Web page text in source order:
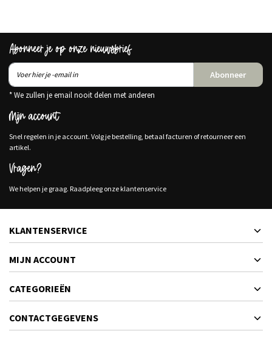
Abonneer je op onze nieuwsbrief
Abonneer
* We zullen je email nooit delen met anderen
Mijn account
Snel regelen in je account. Volg je bestelling, betaal facturen of retourneer een
artikel.
Vragen?
We helpen je graag. Raadpleeg onze klantenservice
KLANTENSERVICE
MIJN ACCOUNT
CATEGORIEËN
CONTACTGEGEVENS